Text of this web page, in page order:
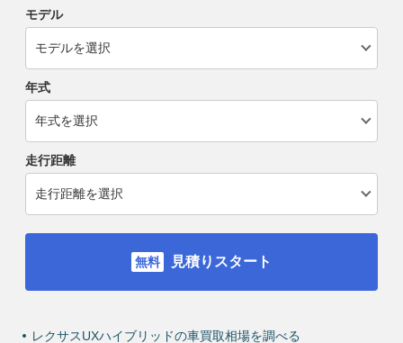
モデル
年式
走行距離
見積りスタート
レクサスUXハイブリッドの車買取相場を調べる